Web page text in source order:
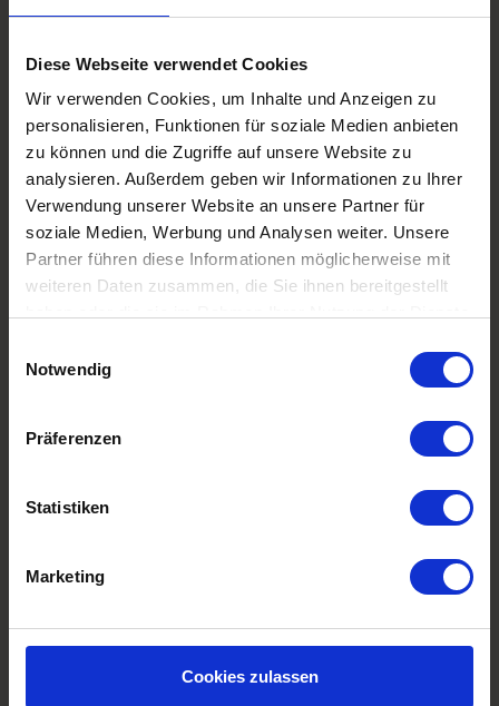
Diese Webseite verwendet Cookies
Wir verwenden Cookies, um Inhalte und Anzeigen zu
personalisieren, Funktionen für soziale Medien anbieten
zu können und die Zugriffe auf unsere Website zu
analysieren. Außerdem geben wir Informationen zu Ihrer
Verwendung unserer Website an unsere Partner für
soziale Medien, Werbung und Analysen weiter. Unsere
Partner führen diese Informationen möglicherweise mit
weiteren Daten zusammen, die Sie ihnen bereitgestellt
Notwendig
Präferenzen
Statistiken
Marketing
Cookies zulassen
unglaublich variablen Stimme und anderen vemeintlich
brachte, da gab es fast kein Halten mehr im Publikum.
Nach über zweieinhalb Stunden Performance ohne
Pause war dann ein wieder mal supertolles colibri
close2jazz-Konzert vorüber und auch beim Verlassen des
Kellers konnte man bei einigen Gästen am rythmischen
Gang erkennen, dass sie sich offensichtlich eine schnell
wirkende Groove-Infektion eingefangen hatten. Also:
Ziel erreicht ;-))
Kategorien
Colibri&Co
close2jazz No.13 : Torsten de Winkel / Kai Eckhardt &
CD-Release-